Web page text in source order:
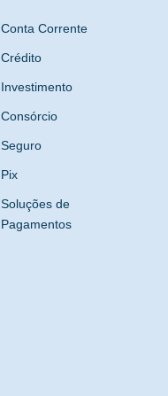
Conta Corrente
Crédito
Investimento
Consórcio
Seguro
Pix
Soluções de
Pagamentos